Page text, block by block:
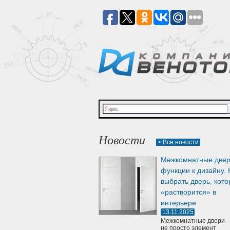
Новости > Все новости
Межкомнатные
функции к дизайну.
выбрать дверь,
«растворится» в
интерьере
13.11.2025
Межкомнатные двери
не просто элемент